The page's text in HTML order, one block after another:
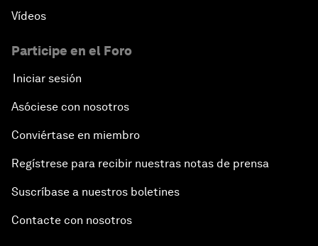
Vídeos
Participe en el Foro
Iniciar sesión
Asóciese con nosotros
Conviértase en miembro
Regístrese para recibir nuestras notas de prensa
Suscríbase a nuestros boletines
Contacte con nosotros